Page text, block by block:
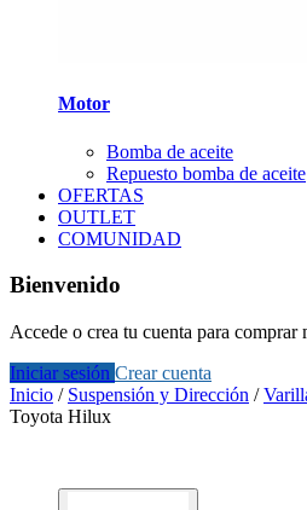
Motor
Bomba de aceite
Repuesto bomba de aceite
OFERTAS
OUTLET
COMUNIDAD
Bienvenido
Accede o crea tu cuenta para comprar
Iniciar sesión Crear cuenta
Inicio / Suspensión y Dirección /
Toyota Hilux